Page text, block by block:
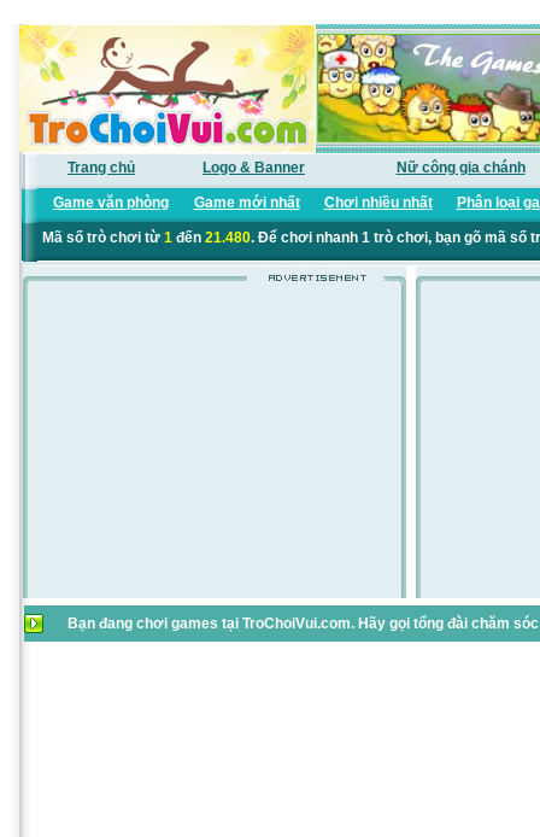
Trang chủ Logo & Banner Nữ công gia chánh
Game văn phòng Game mới nhất Chơi nhiều nhất Phân loại
Mã số trò chơi từ 1đến 21.480. Để chơi nhanh 1 trò chơi, bạn gõ mã số
Bạn đang chơi games tại TroChoiVui.com. Hãy gọi tổng đài chăm